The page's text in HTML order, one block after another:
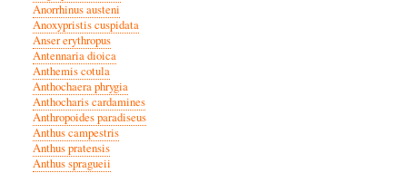
Anorrhinus austeni
Anoxypristis cuspidata
Anser erythropus
Antennaria dioica
Anthemis cotula
Anthochaera phrygia
Anthocharis cardamines
Anthropoides paradiseus
Anthus campestris
Anthus pratensis
Anthus spragueii